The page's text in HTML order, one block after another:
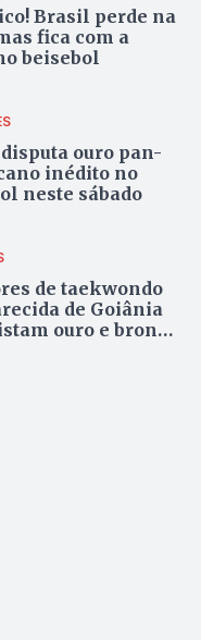
Brasil perde na
fica com a
beisebol
ouro pan-
inédito no
neste sábado
de taekwondo
de Goiânia
ouro e bronze